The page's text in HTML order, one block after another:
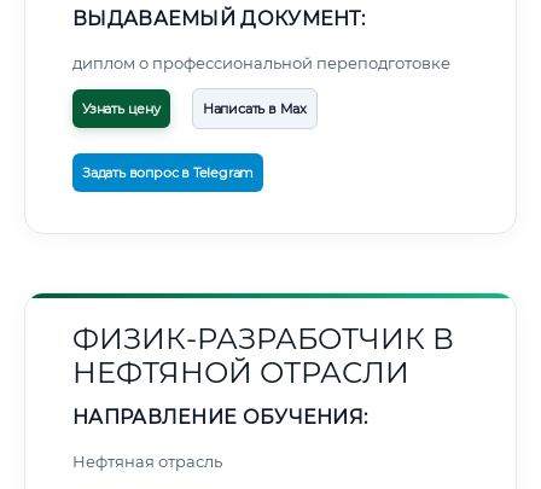
ВЫДАВАЕМЫЙ ДОКУМЕНТ:
диплом о профессиональной переподготовке
Узнать цену Написать в Max
Задать вопрос в Telegram
ФИЗИК-РАЗРАБОТЧИК В
НЕФТЯНОЙ ОТРАСЛИ
НАПРАВЛЕНИЕ ОБУЧЕНИЯ:
Нефтяная отрасль